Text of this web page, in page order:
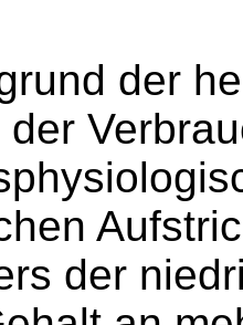
der
der
der